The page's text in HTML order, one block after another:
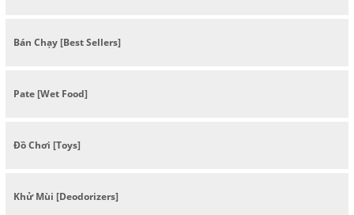
Bán Chạy [Best Sellers]
Pate [Wet Food]
Đồ Chơi [Toys]
Khử Mùi [Deodorizers]